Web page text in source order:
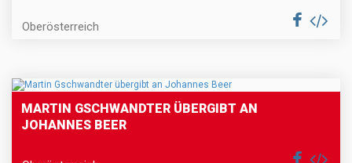
Oberösterreich
MARTIN GSCHWANDTER ÜBERGIBT AN
JOHANNES BEER